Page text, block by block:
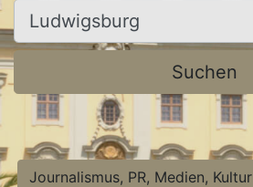
Ort, Stadt
Suchen
Journalismus, PR, Medien, Kultur